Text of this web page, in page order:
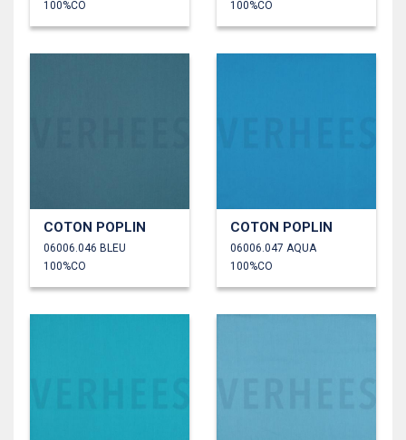
100%CO
100%CO
COTON POPLIN
06006.046 BLEU
100%CO
COTON POPLIN
06006.047 AQUA
100%CO